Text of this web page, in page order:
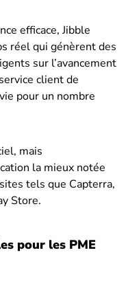
efficace, Jibble
réel qui génèrent des
sur l’avancement
client de
pour un nombre
mais
la mieux notée
tels que Capterra,
Store.
pour les PME